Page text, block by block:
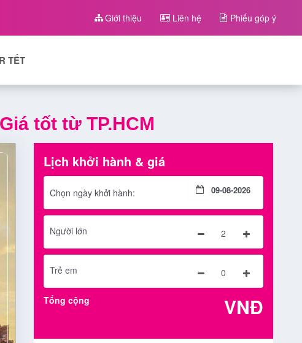
Giới thiệu Liên hệ Phiếu góp ý
TẾT
tốt từ TP.HCM
Lịch khởi hành & giá
Chọn ngày khởi hành:
Người lớn 2
Trẻ em 0
Tổng cộng VNĐ